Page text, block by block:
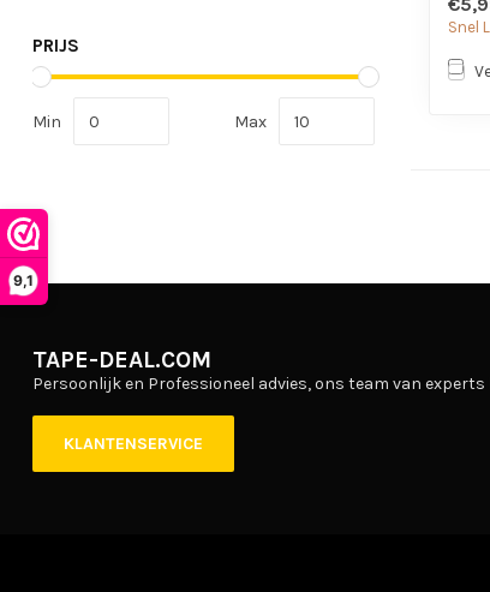
9,1
PRIJS
Min Max
Snel
TAPE-DEAL.COM
Persoonlijk en Professioneel advies, ons team van
KLANTENSERVICE